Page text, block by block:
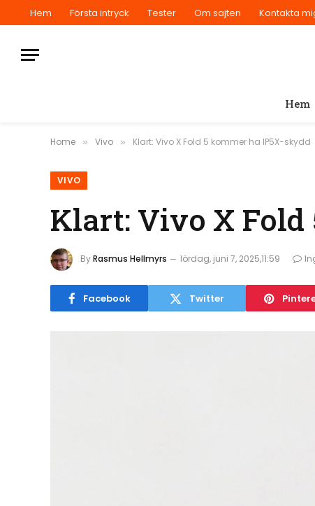
Hem Första intryck Tester Om sajten Kontakta
Hem
Home » Vivo » Klart: Vivo X Fold 5 kommer ha IP5X-skydd
VIVO
Klart: Vivo X Fold
ByRasmus Hellmyrs lördag, juni 7, 2025,11:59
Facebook Twitter